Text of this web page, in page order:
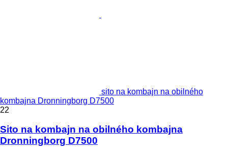
sito na kombajn na obilného
kombajna Dronningborg D7500
22
Sito na kombajn na obilného kombajna
Dronningborg D7500